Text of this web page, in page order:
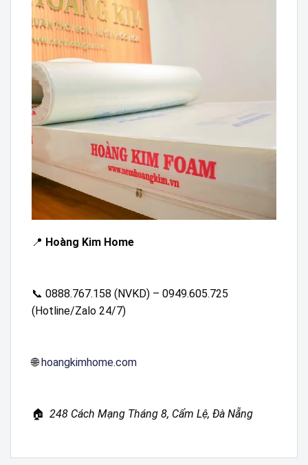
📍 Hoàng Kim Home
📞 0888.767.158 (NVKD) – 0949.605.725
(Hotline/Zalo 24/7)
🌐 hoangkimhome.com
🏠 248 Cách Mạng Tháng 8, Cẩm Lệ, Đà Nẵng